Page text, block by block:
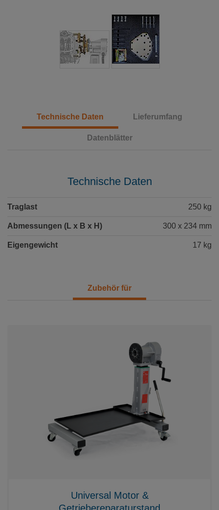
Technische Daten Lieferumfang
Datenblätter
Technische Daten
Traglast 250 kg
Abmessungen (L x B x H) 300 x 234 mm
Eigengewicht 17 kg
Zubehör für
Universal Motor &